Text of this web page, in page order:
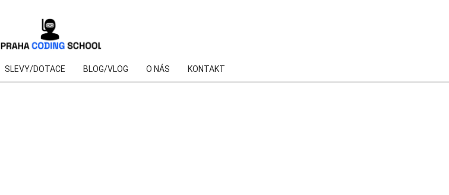
SLEVY/DOTACE BLOG/VLOG O NÁS KONTAKT